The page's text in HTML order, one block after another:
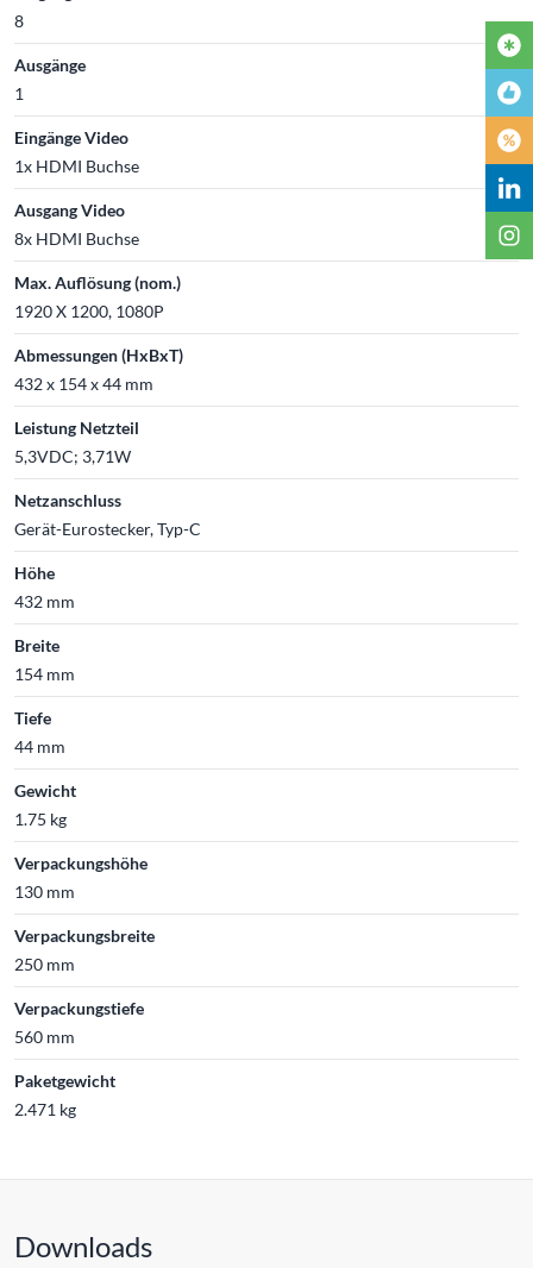
8
Ausgänge
1
Eingänge Video
1x HDMI Buchse
Ausgang Video
8x HDMI Buchse
Max. Auflösung (nom.)
1920 X 1200, 1080P
Abmessungen (HxBxT)
432 x 154 x 44 mm
Leistung Netzteil
5,3VDC; 3,71W
Netzanschluss
Gerät-Eurostecker, Typ-C
Höhe
432 mm
Breite
154 mm
Tiefe
44 mm
Gewicht
1.75 kg
Verpackungshöhe
130 mm
Verpackungsbreite
250 mm
Verpackungstiefe
560 mm
Paketgewicht
2.471 kg
Downloads